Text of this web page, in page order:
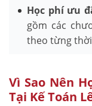
Học phí ưu
gồm các
theo từng
Vì Sao Nên
Tại Kế Toán